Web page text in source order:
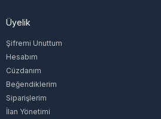
Üyelik
Şifremi Unuttum
Hesabım
Cüzdanım
Beğendiklerim
Siparişlerim
İlan Yönetimi